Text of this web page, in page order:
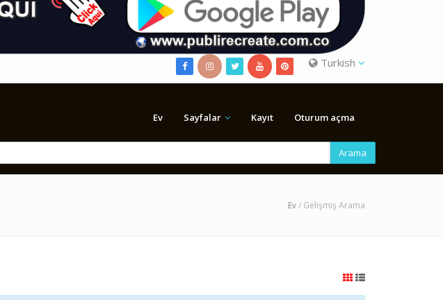
Turkish
Ev Sayfalar Kayıt Oturum açma
Arama
Ev/ Gelişmiş Arama